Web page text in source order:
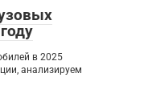
в 2025
анализируем